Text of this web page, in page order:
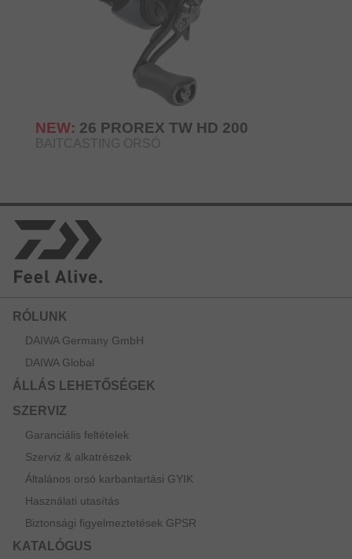
NEW: 26 PROREX TW HD 200
BAITCASTING ORSÓ
RÓLUNK
DAIWA Germany GmbH
DAIWA Global
ÁLLÁS LEHETŐSÉGEK
SZERVIZ
Garanciális feltételek
Szerviz & alkatrészek
Általános orsó karbantartási GYIK
Használati utasítás
Biztonsági figyelmeztetések GPSR
KATALÓGUS